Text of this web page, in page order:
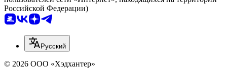
Российской Федерации)
Русский
© 2026 ООО «Хэдхантер»